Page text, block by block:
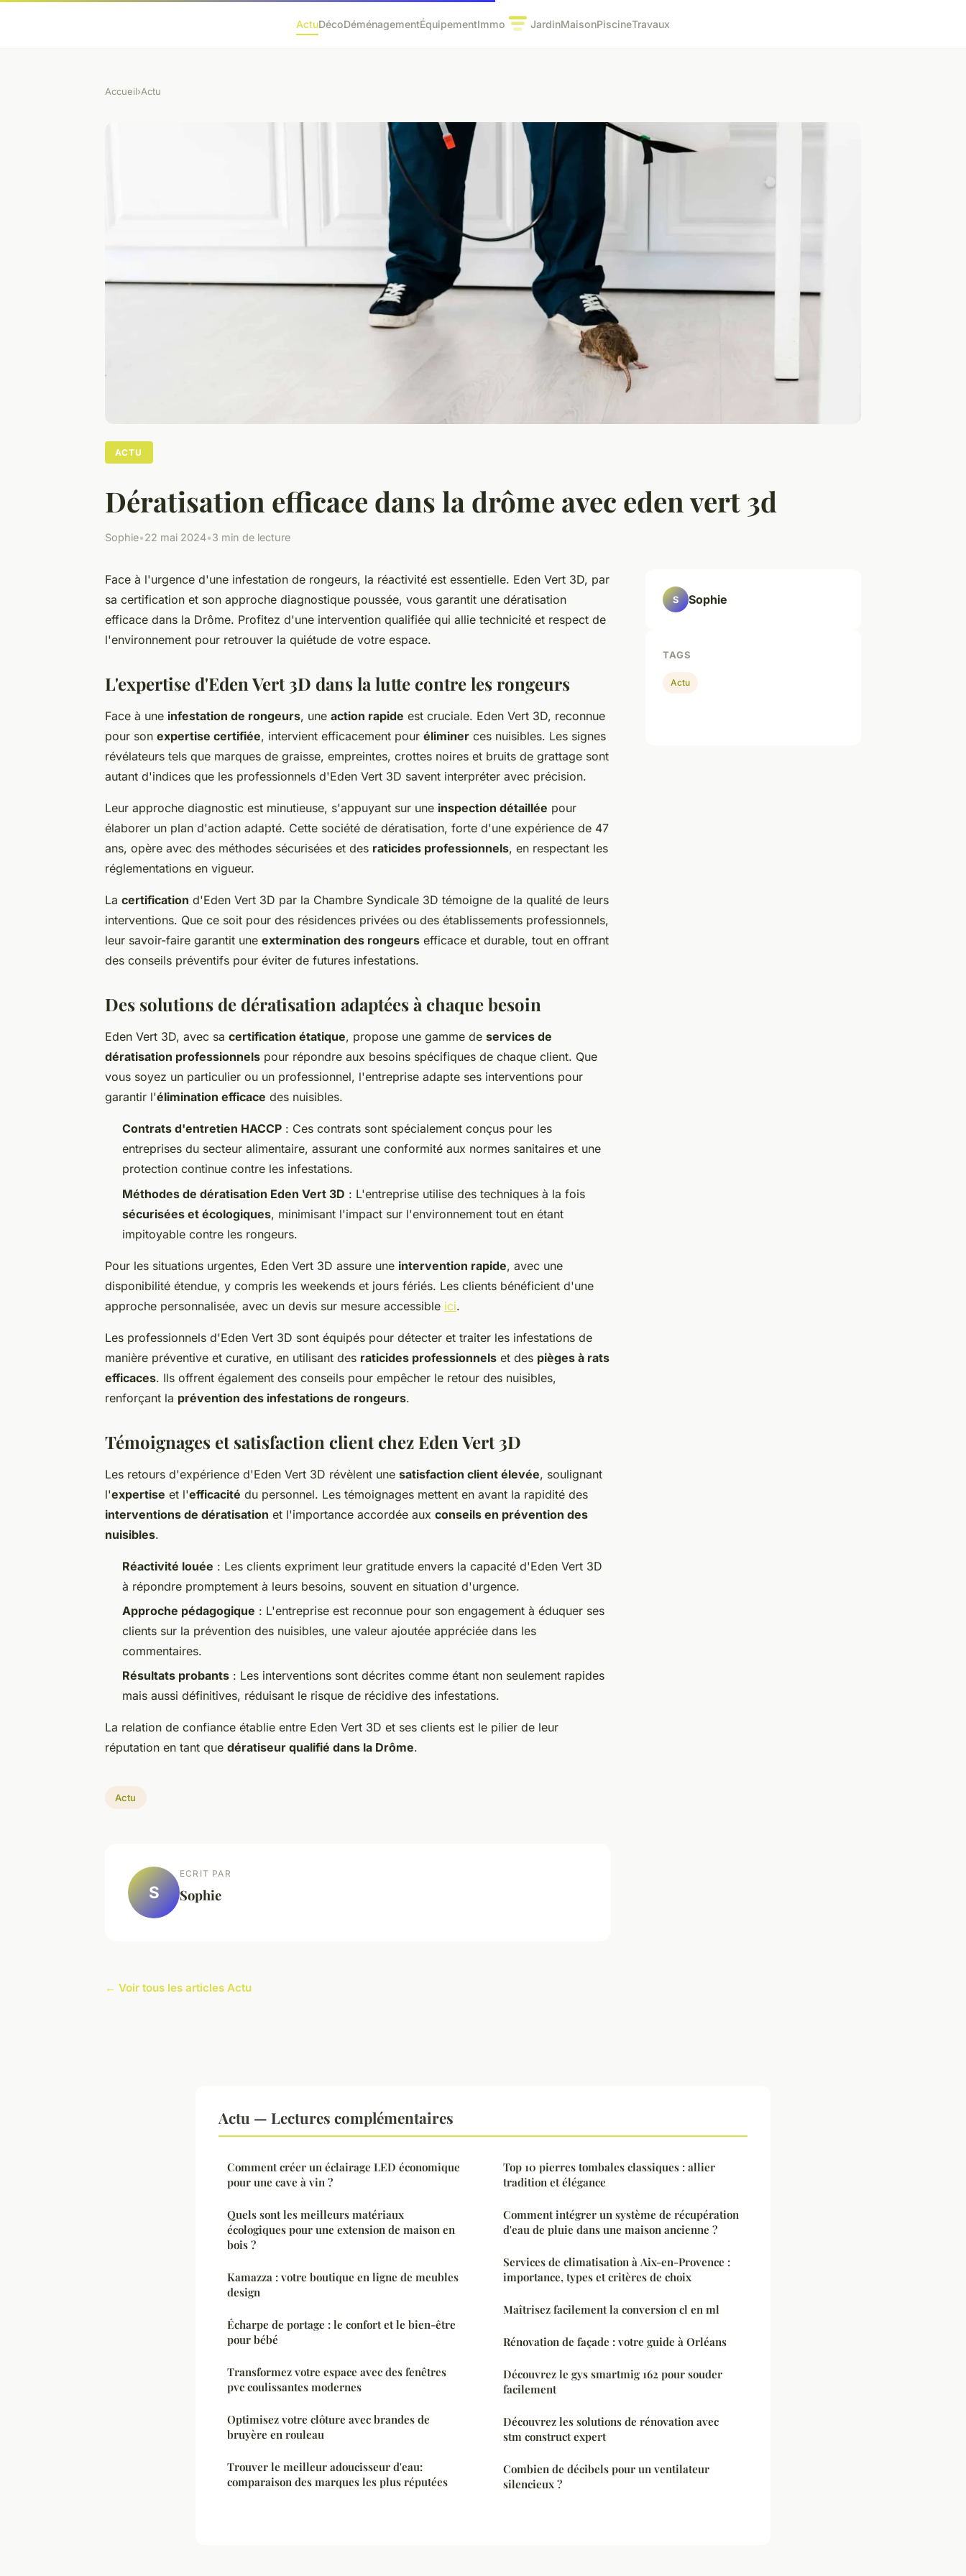
ActuDécoDéménagementÉquipementImmo JardinMaisonPiscineTravaux
Accueil›Actu
ACTU
Dératisation efficace dans la drôme avec eden vert 3d
Sophie•22 mai 2024•3 min de lecture
Face à l'urgence d'une infestation de rongeurs, la réactivité est essentielle. Eden Vert 3D, par
sa certification et son approche diagnostique poussée, vous garantit une dératisation
efficace dans la Drôme. Profitez d'une intervention qualifiée qui allie technicité et respect de
l'environnement pour retrouver la quiétude de votre espace.
L'expertise d'Eden Vert 3D dans la lutte contre les rongeurs
Face à une infestation de rongeurs, une action rapide est cruciale. Eden Vert 3D, reconnue
pour son expertise certifiée, intervient efficacement pour éliminer ces nuisibles. Les signes
révélateurs tels que marques de graisse, empreintes, crottes noires et bruits de grattage sont
autant d'indices que les professionnels d'Eden Vert 3D savent interpréter avec précision.
Leur approche diagnostic est minutieuse, s'appuyant sur une inspection détaillée pour
élaborer un plan d'action adapté. Cette société de dératisation, forte d'une expérience de 47
ans, opère avec des méthodes sécurisées et des raticides professionnels, en respectant les
réglementations en vigueur.
La certification d'Eden Vert 3D par la Chambre Syndicale 3D témoigne de la qualité de leurs
interventions. Que ce soit pour des résidences privées ou des établissements professionnels,
leur savoir-faire garantit une extermination des rongeurs efficace et durable, tout en offrant
des conseils préventifs pour éviter de futures infestations.
Des solutions de dératisation adaptées à chaque besoin
Eden Vert 3D, avec sa certification étatique, propose une gamme de services de
dératisation professionnels pour répondre aux besoins spécifiques de chaque client. Que
vous soyez un particulier ou un professionnel, l'entreprise adapte ses interventions pour
garantir l'élimination efficace des nuisibles.
Contrats d'entretien HACCP : Ces contrats sont spécialement conçus pour les
entreprises du secteur alimentaire, assurant une conformité aux normes sanitaires et une
protection continue contre les infestations.
Méthodes de dératisation Eden Vert 3D : L'entreprise utilise des techniques à la fois
sécurisées et écologiques, minimisant l'impact sur l'environnement tout en étant
impitoyable contre les rongeurs.
Pour les situations urgentes, Eden Vert 3D assure une intervention rapide, avec une
disponibilité étendue, y compris les weekends et jours fériés. Les clients bénéficient d'une
approche personnalisée, avec un devis sur mesure accessible ici.
Les professionnels d'Eden Vert 3D sont équipés pour détecter et traiter les infestations de
manière préventive et curative, en utilisant des raticides professionnels et des pièges à rats
efficaces. Ils offrent également des conseils pour empêcher le retour des nuisibles,
renforçant la prévention des infestations de rongeurs.
Témoignages et satisfaction client chez Eden Vert 3D
Les retours d'expérience d'Eden Vert 3D révèlent une satisfaction client élevée, soulignant
l'expertise et l'efficacité du personnel. Les témoignages mettent en avant la rapidité des
interventions de dératisation et l'importance accordée aux conseils en prévention des
nuisibles.
Réactivité louée : Les clients expriment leur gratitude envers la capacité d'Eden Vert 3D
à répondre promptement à leurs besoins, souvent en situation d'urgence.
Approche pédagogique : L'entreprise est reconnue pour son engagement à éduquer ses
clients sur la prévention des nuisibles, une valeur ajoutée appréciée dans les
commentaires.
Résultats probants : Les interventions sont décrites comme étant non seulement rapides
mais aussi définitives, réduisant le risque de récidive des infestations.
La relation de confiance établie entre Eden Vert 3D et ses clients est le pilier de leur
réputation en tant que dératiseur qualifié dans la Drôme.
Actu
S
ECRIT PAR
Sophie
← Voir tous les articles Actu
S Sophie
TAGS
Actu
Actu — Lectures complémentaires
Comment créer un éclairage LED économique
pour une cave à vin ?
Quels sont les meilleurs matériaux
écologiques pour une extension de maison en
bois ?
Kamazza : votre boutique en ligne de meubles
design
Écharpe de portage : le confort et le bien-être
pour bébé
Transformez votre espace avec des fenêtres
pvc coulissantes modernes
Optimisez votre clôture avec brandes de
bruyère en rouleau
Trouver le meilleur adoucisseur d'eau:
comparaison des marques les plus réputées
Top 10 pierres tombales classiques : allier
tradition et élégance
Comment intégrer un système de récupération
d'eau de pluie dans une maison ancienne ?
Services de climatisation à Aix-en-Provence :
importance, types et critères de choix
Maîtrisez facilement la conversion cl en ml
Rénovation de façade : votre guide à Orléans
Découvrez le gys smartmig 162 pour souder
facilement
Découvrez les solutions de rénovation avec
stm construct expert
Combien de décibels pour un ventilateur
silencieux ?